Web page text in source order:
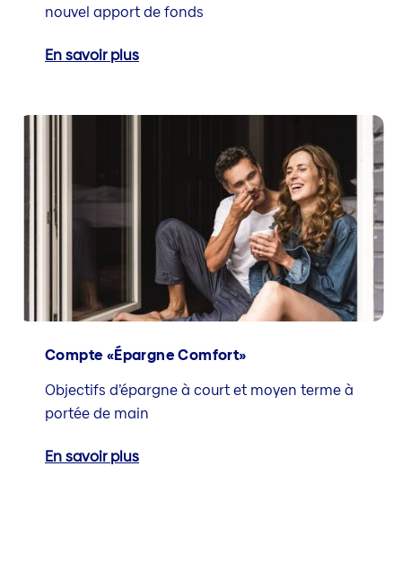
nouvel apport de fonds
En savoir plus
Compte «Épargne Comfort»
Objectifs d’épargne à court et moyen terme à
portée de main
En savoir plus